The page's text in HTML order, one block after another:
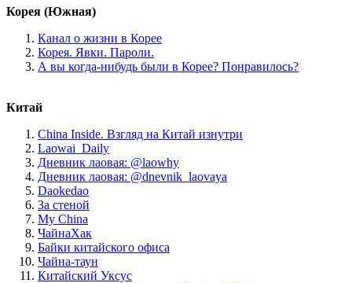
Корея (Южная)
Канал о жизни в Корее
Корея. Явки. Пароли.
А вы когда-нибудь были в Корее? Понравилось?
Китай
China Inside. Взгляд на Китай изнутри
Laowai_Daily
Дневник лаовая: @laowhy
Дневник лаовая: @dnevnik_laovaya
Daokedao
За стеной
My China
ЧайнаХак
Байки китайского офиса
Чайна-таун
Китайский Уксус